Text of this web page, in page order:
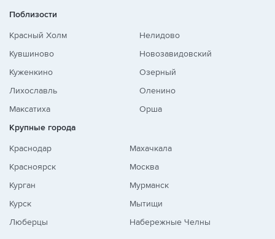
Поблизости
Красный Холм
Кувшиново
Куженкино
Лихославль
Максатиха
Нелидово
Новозавидовский
Озерный
Оленино
Орша
Крупные города
Краснодар
Красноярск
Курган
Курск
Люберцы
Махачкала
Москва
Мурманск
Мытищи
Набережные Челны